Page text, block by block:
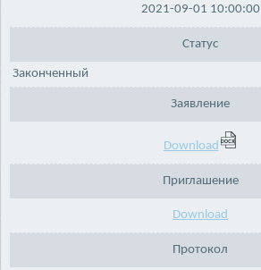
2021-09-01 10:00:00
Статус
Законченный
Заявление
Download
Приглашение
Download
Протокол